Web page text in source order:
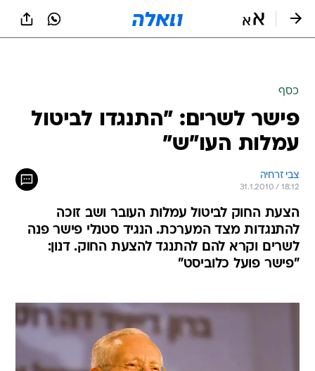
כסף
פישר לשרים: "התנגדו לביטול
עמלות העו"ש"
צבי זרחיה
31.1.2010 / 18:12
הצעת החוק לביטול עמלות העובר ושב זוכה
להתנגדות מצד המערכת. הנגיד סטנלי פישר פנה
לשרים וקרא להם להתנגד להצעת החוק. דנון:
"פישר פועל כלוביסט"